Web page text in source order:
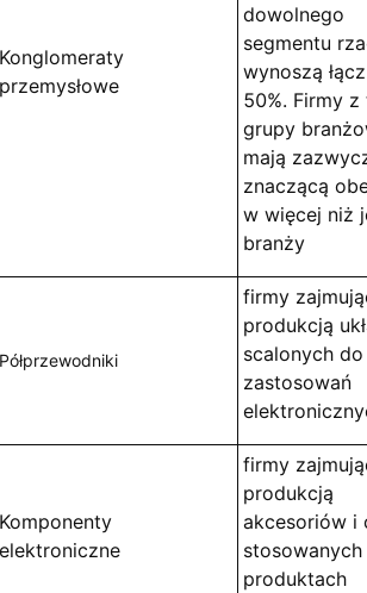
Konglomeraty
przemysłowe
dowolnego
segmentu
wynoszą
50%. Firmy z
grupy
mają
znaczącą
w więcej niż
branży
Półprzewodniki
firmy
produkcją
scalonych do
zastosowań
Komponenty
elektroniczne
firmy
produkcją
akcesoriów i
produktach